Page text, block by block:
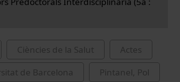
Ciències de la Salut
Actes
de Barcelona
Pintanel, Pol